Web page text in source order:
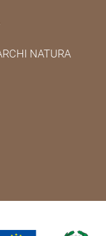
NATURA
Emilia-
Cammini Emilia-
di Cammini Emilia-
di Cammini